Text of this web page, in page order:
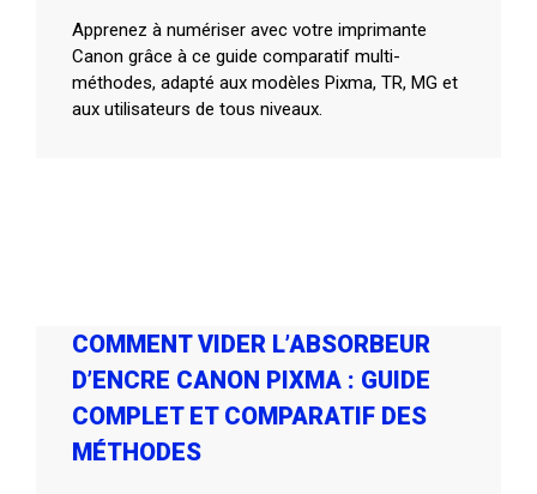
Apprenez à numériser avec votre imprimante
Canon grâce à ce guide comparatif multi-
méthodes, adapté aux modèles Pixma, TR, MG et
aux utilisateurs de tous niveaux.
COMMENT VIDER L’ABSORBEUR
D’ENCRE CANON PIXMA : GUIDE
COMPLET ET COMPARATIF DES
MÉTHODES